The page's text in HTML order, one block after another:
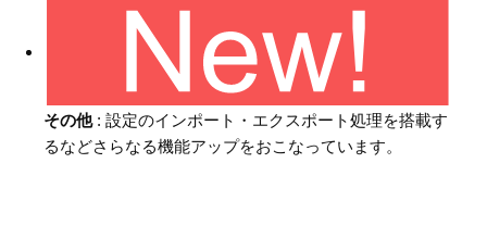
その他: 設定のインポート・エクスポート処理を搭載す
るなどさらなる機能アップをおこなっています。